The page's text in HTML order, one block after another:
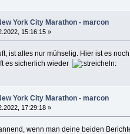
York City Marathon - marcon
15:16:15 »
ist alles nur mühselig. Hier ist es
es sicherlich wieder
York City Marathon - marcon
17:29:18 »
wenn man deine beiden